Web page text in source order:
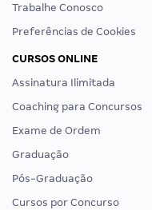
Trabalhe Conosco
Preferências de Cookies
CURSOS ONLINE
Assinatura Ilimitada
Coaching para Concursos
Exame de Ordem
Graduação
Pós-Graduação
Cursos por Concurso